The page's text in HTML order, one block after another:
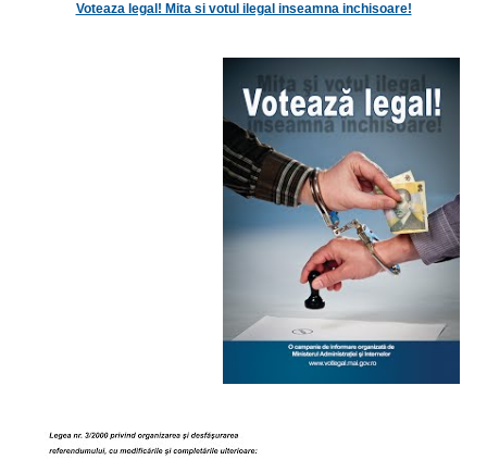
Voteaza legal! Mita si votul ilegal inseamna inchisoare!